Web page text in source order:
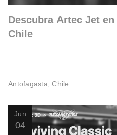
Descubra Artec Jet
Chile
Antofagasta, Chile
Jun
04